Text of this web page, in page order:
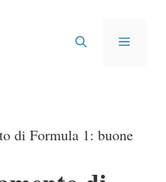
MENU
di Formula 1: buone